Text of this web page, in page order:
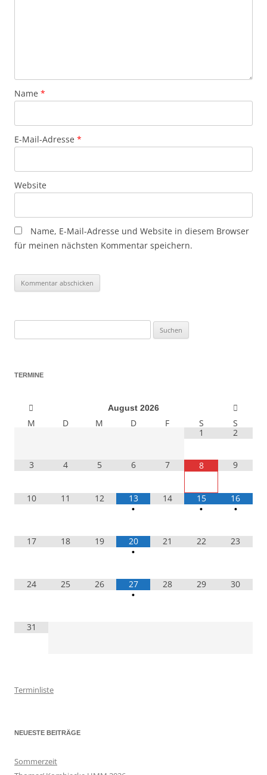
Name *
E-Mail-Adresse *
Website
Name, E-Mail-Adresse und Website in diesem Browser
für meinen nächsten Kommentar speichern.
nach:
TERMINE
August 2026
M D M D F S
S
1
2
3 4 5 6 7 8 9
10 11 12 13
•
14 15
•
16
•
17 18 19 20
•
21 22 23
24 25 26 27
•
28 29 30
31
Terminliste
NEUESTE BEITRÄGE
Sommerzeit